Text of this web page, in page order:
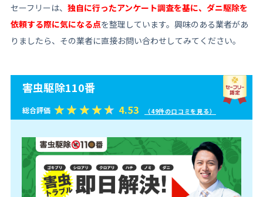
セーフリーは、 独自に行ったアンケート調査を基に、ダニ駆除を
依頼する際に気になる点を整理しています。興味のある業者があ
りましたら、その業者に直接お問い合わせしてみてください。
害虫駆除110番
総合評価 4.53 （49件の口コミを見る）